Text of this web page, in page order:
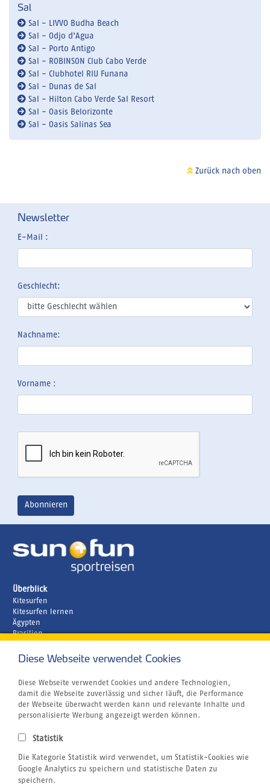
Sal
Sal - LIVVO Budha Beach
Sal - Odjo d'Agua
Sal - Porto Antigo
Sal - ROBINSON Club Cabo Verde
Sal - Clubhotel RIU Funana
Sal - Dunas de Sal
Sal - Hilton Cabo Verde Sal Resort
Sal - Oasis Belorizonte
Sal - Oasis Salinas Sea
Zuletzt
Zurück nach oben
Newsletter
E-Mail :
Geschlecht:
Nachname:
Vorname :
Überblick
Kitesurfen
Kitesurfen lernen
Ägypten
Brasilien
Kapverden
Unternehmen
Rund um´s Buchen
Reiseversicherung
Gutschein
Centrum für Reisemedizin
Windsurfen
Wingfoilen
Bildnachweis
Diese Webseite verwendet Cookies
Diese Webseite verwendet Cookies und andere Technologien,
damit die Webseite zuverlässig und sicher läuft, die Performance
der Webseite überwacht werden kann und relevante Inhalte und
personalisierte Werbung angezeigt werden können.
Statistik
Die Kategorie Statistik wird verwendet, um Statistik-Cookies wie
Google Analytics zu speichern und statistische Daten zu
speichern.